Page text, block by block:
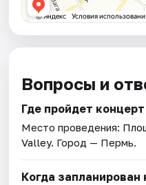
Вопросы и
Где пройдет
Место проведения:
Valley. Город — Пермь.
Когда запланирован